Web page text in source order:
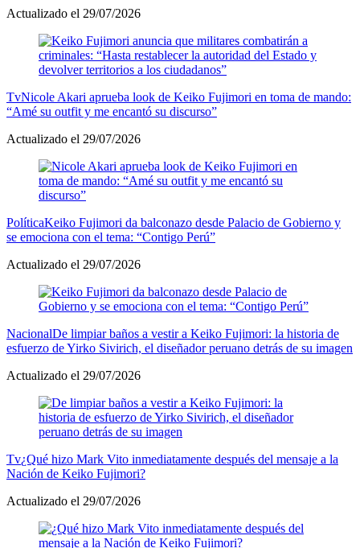
Actualizado el 29/07/2026
TvNicole Akari aprueba look de Keiko Fujimori en toma de mando:
“Amé su outfit y me encantó su discurso”
Actualizado el 29/07/2026
PolíticaKeiko Fujimori da balconazo desde Palacio de Gobierno y
se emociona con el tema: “Contigo Perú”
Actualizado el 29/07/2026
NacionalDe limpiar baños a vestir a Keiko Fujimori: la historia de
esfuerzo de Yirko Sivirich, el diseñador peruano detrás de su imagen
Actualizado el 29/07/2026
Tv¿Qué hizo Mark Vito inmediatamente después del mensaje a la
Nación de Keiko Fujimori?
Actualizado el 29/07/2026